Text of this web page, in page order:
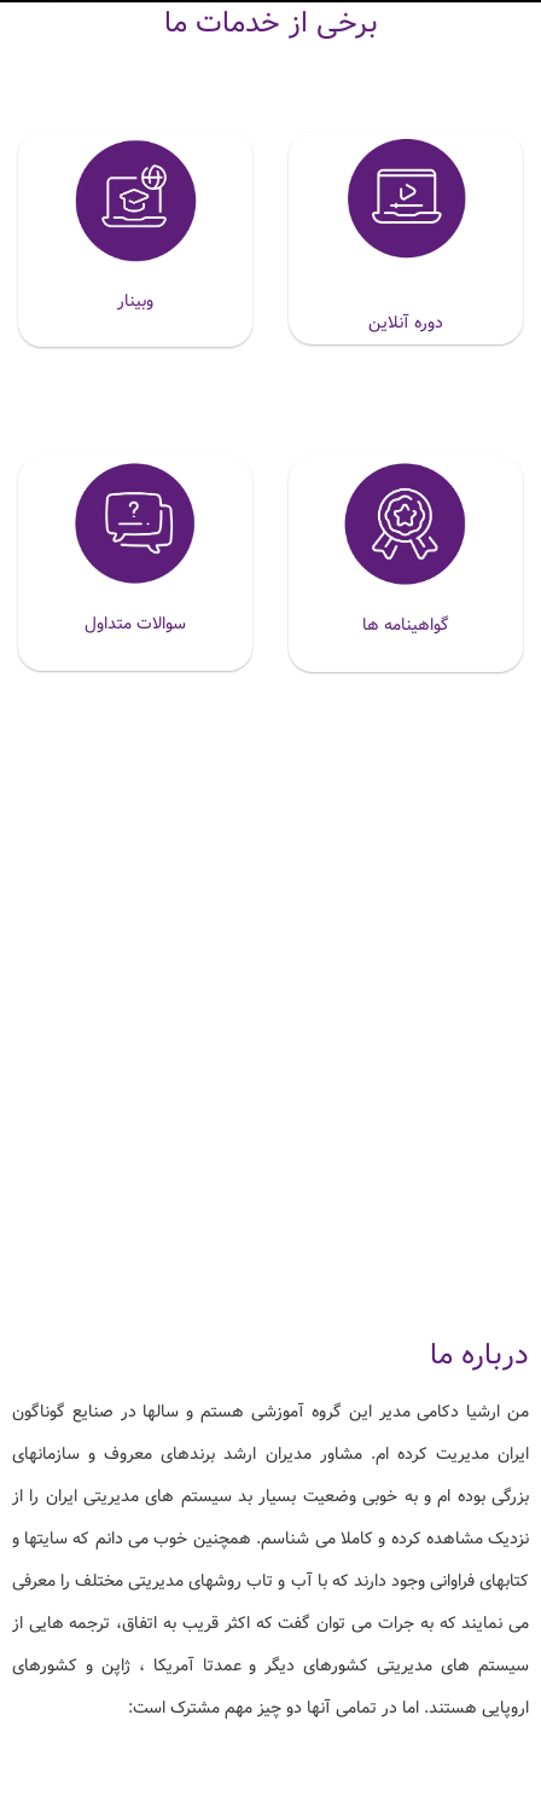
برخی از خدمات ما
دوره آنلاین
وبینار
گواهینامه ها سوالات متداول
درباره ما
من ارشیا دکامی مدیر این گروه آموزشی هستم و سالها در صنایع گوناگون
ایران مدیریت کرده ام. مشاور مدیران ارشد برندهای معروف و سازمانهای
بزرگی بوده ام و به خوبی وضعیت بسیار بد سیستم های مدیریتی ایران را از
نزدیک مشاهده کرده و کاملا می شناسم. همچنین خوب می دانم که سایتها و
کتابهای فراوانی وجود دارند که با آب و تاب روشهای مدیریتی مختلف را معرفی
می نمایند که به جرات می توان گفت که اکثر قریب به اتفاق، ترجمه هایی از
سیستم های مدیریتی کشورهای دیگر و عمدتا آمریکا ، ژاپن و کشورهای
اروپایی هستند. اما در تمامی آنها دو چیز مهم مشترک است: